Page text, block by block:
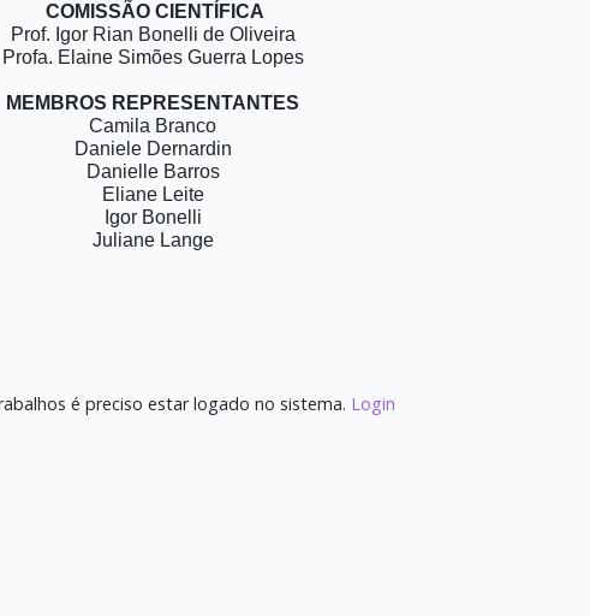
COMISSÃO CIENTÍFICA
Prof. Igor Rian Bonelli de Oliveira
Profa. Elaine Simões Guerra Lopes
MEMBROS REPRESENTANTES
Camila Branco
Daniele Dernardin
Danielle Barros
Eliane Leite
Igor Bonelli
Juliane Lange
é preciso estar logado no sistema. Login